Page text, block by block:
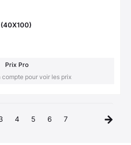
(40X100)
Prix Pro
pour voir les prix
4 5 6 7